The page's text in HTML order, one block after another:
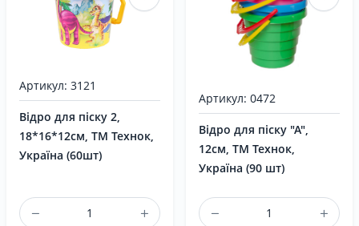
Артикул: 3121
Відро для піску 2,
18*16*12см, ТМ Технок,
Україна (60шт)
Артикул: 0472
Відро для піску "А",
12см, ТМ Технок,
Україна (90 шт)